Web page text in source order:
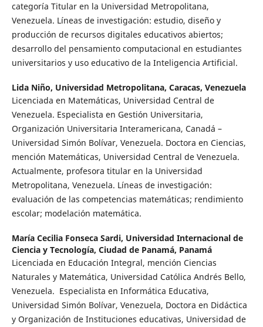
categoría Titular en la Universidad Metropolitana,
Venezuela. Líneas de investigación: estudio, diseño y
producción de recursos digitales educativos abiertos;
desarrollo del pensamiento computacional en estudiantes
universitarios y uso educativo de la Inteligencia Artificial.
Lida Niño, Universidad Metropolitana, Caracas, Venezuela
Licenciada en Matemáticas, Universidad Central de
Venezuela. Especialista en Gestión Universitaria,
Organización Universitaria Interamericana, Canadá –
Universidad Simón Bolívar, Venezuela. Doctora en Ciencias,
mención Matemáticas, Universidad Central de Venezuela.
Actualmente, profesora titular en la Universidad
Metropolitana, Venezuela. Líneas de investigación:
evaluación de las competencias matemáticas; rendimiento
escolar; modelación matemática.
María Cecilia Fonseca Sardi, Universidad Internacional de
Ciencia y Tecnología, Ciudad de Panamá, Panamá
Licenciada en Educación Integral, mención Ciencias
Naturales y Matemática, Universidad Católica Andrés Bello,
Venezuela. Especialista en Informática Educativa,
Universidad Simón Bolívar, Venezuela, Doctora en Didáctica
y Organización de Instituciones educativas, Universidad de